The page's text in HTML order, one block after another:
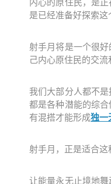
内心的原住民， 是
是已经准备好探索这
射手月将是一个很
己内心原住民的交流
我们大部分人都不
都是各种潜能的综
有混搭才能形成独一
射手月，正是适合这
让能量永无止境地